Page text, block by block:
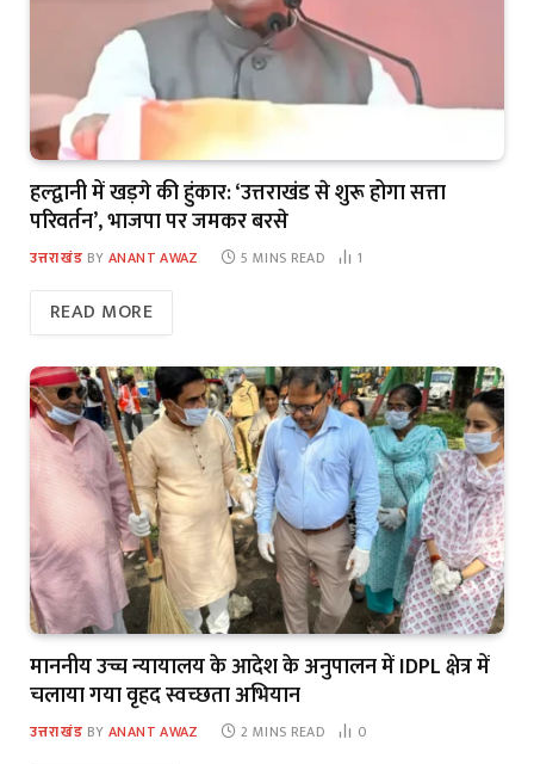
हल्द्वानी में खड़गे की हुंकार: ‘उत्तराखंड से शुरू होगा सत्ता
परिवर्तन’, भाजपा पर जमकर बरसे
उत्तराखंड BY ANANT AWAZ 5 MINS READ 1
READ MORE
माननीय उच्च न्यायालय के आदेश के अनुपालन में IDPL क्षेत्र में
चलाया गया वृहद स्वच्छता अभियान
उत्तराखंड BY ANANT AWAZ 2 MINS READ 0